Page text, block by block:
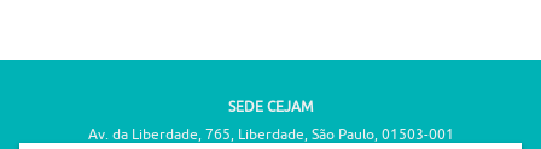
SEDE CEJAM
Av. da Liberdade, 765, Liberdade, São Paulo, 01503-001